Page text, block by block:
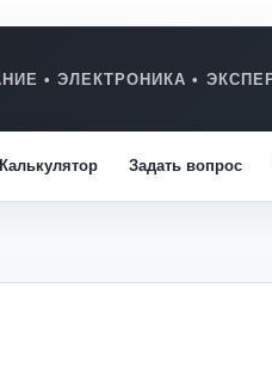
Калькулятор Задать вопрос